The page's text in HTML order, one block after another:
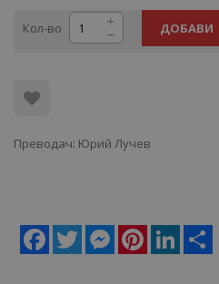
Кол-во ДОБАВИ
Преводач: Юрий Лучев
Facebook
Twitter MessengerPinterestLinkedIn